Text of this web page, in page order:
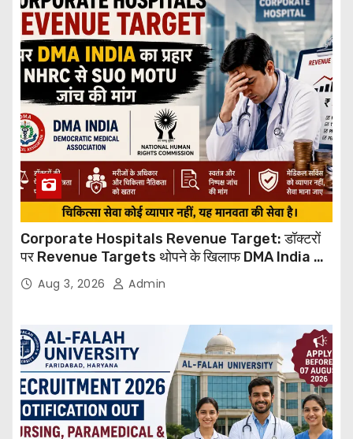
Corporate Hospitals Revenue Target: डॉक्टरों
पर Revenue Targets थोपने के खिलाफ DMA India का
बड़ा कदम, NHRC से Suo Motu जांच की मांग
Aug 3, 2026 Admin